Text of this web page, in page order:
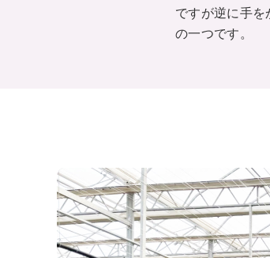
ですが逆に手を
の一つです。